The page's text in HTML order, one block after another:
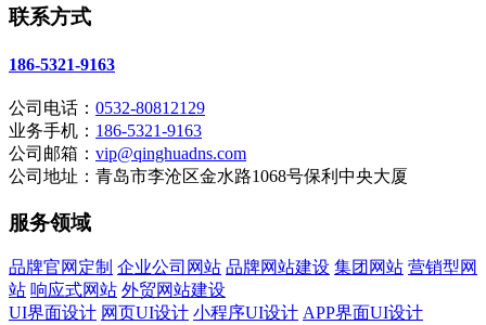
联系方式
186-5321-9163
公司电话： 0532-80812129
业务手机： 186-5321-9163
公司邮箱： vip@qinghuadns.com
公司地址：青岛市李沧区金水路1068号保利中央大厦
服务领域
品牌官网定制 企业公司网站 品牌网站建设 集团网站 营销型网
站 响应式网站 外贸网站建设
UI界面设计 网页UI设计 小程序UI设计 APP界面UI设计